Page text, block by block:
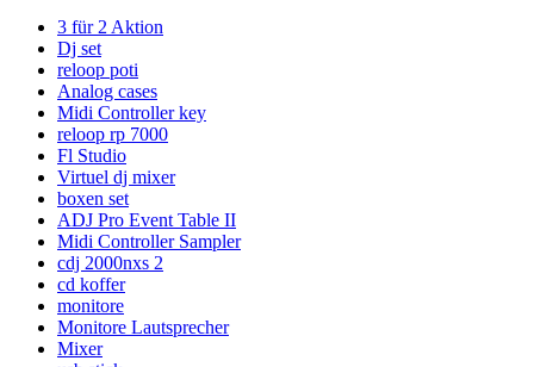
3 für 2 Aktion
Dj set
reloop poti
Analog cases
Midi Controller key
reloop rp 7000
Fl Studio
Virtuel dj mixer
boxen set
ADJ Pro Event Table II
Midi Controller Sampler
cdj 2000nxs 2
cd koffer
monitore
Monitore Lautsprecher
Mixer